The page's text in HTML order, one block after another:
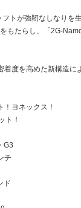
トが強靭なしなりを
もたらし、「2G-
着度を高めた新構造に
！ヨネックス！
ト！
G3
チ
ド